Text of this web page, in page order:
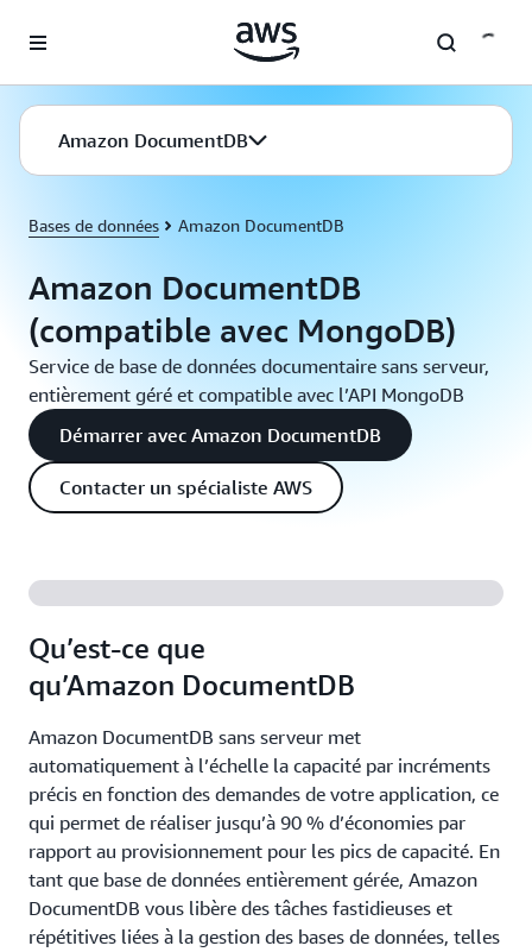
Amazon DocumentDB
Bases de données Amazon DocumentDB
Amazon DocumentDB
(compatible avec MongoDB)
Service de base de données documentaire sans serveur,
entièrement géré et compatible avec l’API MongoDB
Démarrer avec Amazon DocumentDB
Contacter un spécialiste AWS
Qu’est-ce que
qu’Amazon DocumentDB
Amazon DocumentDB sans serveur met
automatiquement à l’échelle la capacité par incréments
précis en fonction des demandes de votre application, ce
qui permet de réaliser jusqu’à 90 % d’économies par
rapport au provisionnement pour les pics de capacité. En
tant que base de données entièrement gérée, Amazon
DocumentDB vous libère des tâches fastidieuses et
répétitives liées à la gestion des bases de données, telles